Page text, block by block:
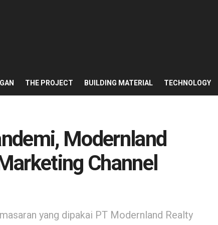
THE PROJECT BUILDING MATERIAL TECHNOLOGY
Modernland
Channel
yang dipakai PT Modernland Realty